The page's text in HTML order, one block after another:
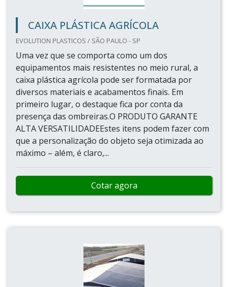
CAIXA PLÁSTICA AGRÍCOLA
EVOLUTION PLASTICOS / SÃO PAULO - SP
Uma vez que se comporta como um dos
equipamentos mais resistentes no meio rural, a
caixa plástica agrícola pode ser formatada por
diversos materiais e acabamentos finais. Em
primeiro lugar, o destaque fica por conta da
presença das ombreiras.O PRODUTO GARANTE
ALTA VERSATILIDADEEstes itens podem fazer com
que a personalização do objeto seja otimizada ao
máximo – além, é claro,...
Cotar agora